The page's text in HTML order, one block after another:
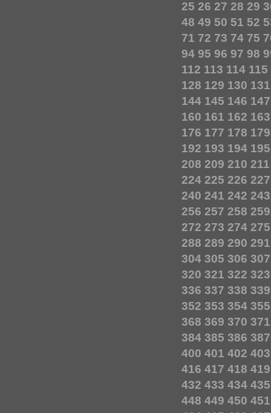
25 26 27 28 29
48 49 50 51 52
71 72 73 74 75
94 95 96 97 98
112 113 114 115
128 129 130 131
144 145 146 147
160 161 162 163
176 177 178 179
192 193 194 195
208 209 210 211
224 225 226 227
240 241 242 243
256 257 258 259
272 273 274 275
288 289 290 291
304 305 306 307
320 321 322 323
336 337 338 339
352 353 354 355
368 369 370 371
384 385 386 387
400 401 402 403
416 417 418 419
432 433 434 435
448 449 450 451